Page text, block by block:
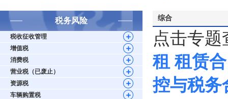
税务风险
税收征收管理
增值税
消费税
营业税（已废止）
资源税
车辆购置税
综合
点击专
租 租赁
控与税务